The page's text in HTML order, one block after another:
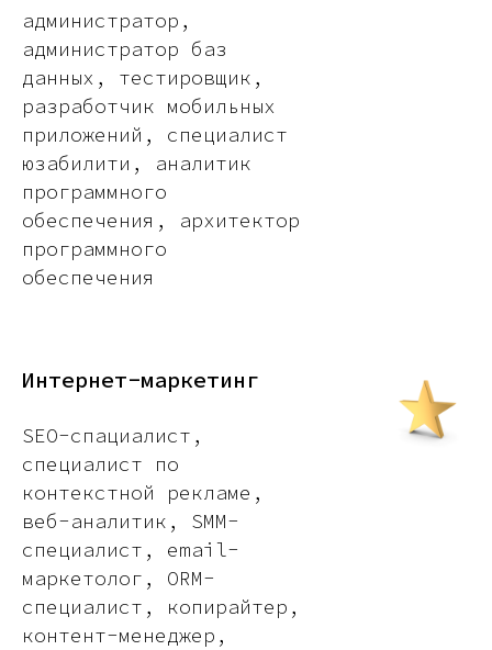
администратор,
администратор баз
данных, тестировщик,
разработчик мобильных
приложений, специалист
юзабилити, аналитик
программного
обеспечения, архитектор
программного
обеспечения
Интернет-маркетинг
SEO-спациалист,
специалист по
контекстной рекламе,
веб-аналитик, SMM-
специалист, email-
маркетолог, ORM-
специалист, копирайтер,
контент-менеджер,